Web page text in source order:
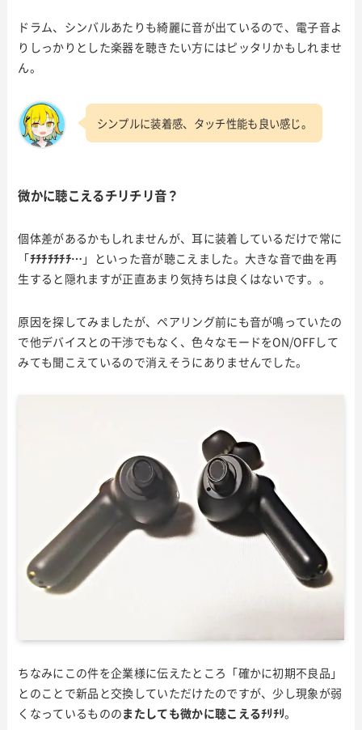
ドラム、シンバルあたりも綺麗に音が出ているので、電子音よ
りしっかりとした楽器を聴きたい方にはピッタリかもしれませ
ん。
シンプルに装着感、タッチ性能も良い感じ。
微かに聴こえるチリチリ音？
個体差があるかもしれませんが、耳に装着しているだけで常に
「ﾁﾁﾁﾁﾁﾁﾁ… 」といった音が聴こえました。大きな音で曲を再
生すると隠れますが正直あまり気持ちは良くはないです。。
原因を探してみましたが、ペアリング前にも音が鳴っていたの
で他デバイスとの干渉でもなく、色々なモードをON/OFFして
みても聞こえているので消えそうにありませんでした。
ちなみにこの件を企業様に伝えたところ「確かに初期不良品」
とのことで新品と交換していただけたのですが、少し現象が弱
くなっているもののまたしても微かに聴こえるﾁﾘﾁﾘ。